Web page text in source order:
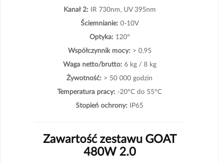
Kanał 2: IR 730nm, UV 395nm
Ściemnianie: 0-10V
Optyka: 120°
Współczynnik mocy: > 0,95
Waga netto/brutto: 6 kg / 8 kg
Żywotność: > 50 000 godzin
Temperatura pracy: -20°C do 55°C
Stopień ochrony: IP65
Zawartość zestawu GOAT
480W 2.0